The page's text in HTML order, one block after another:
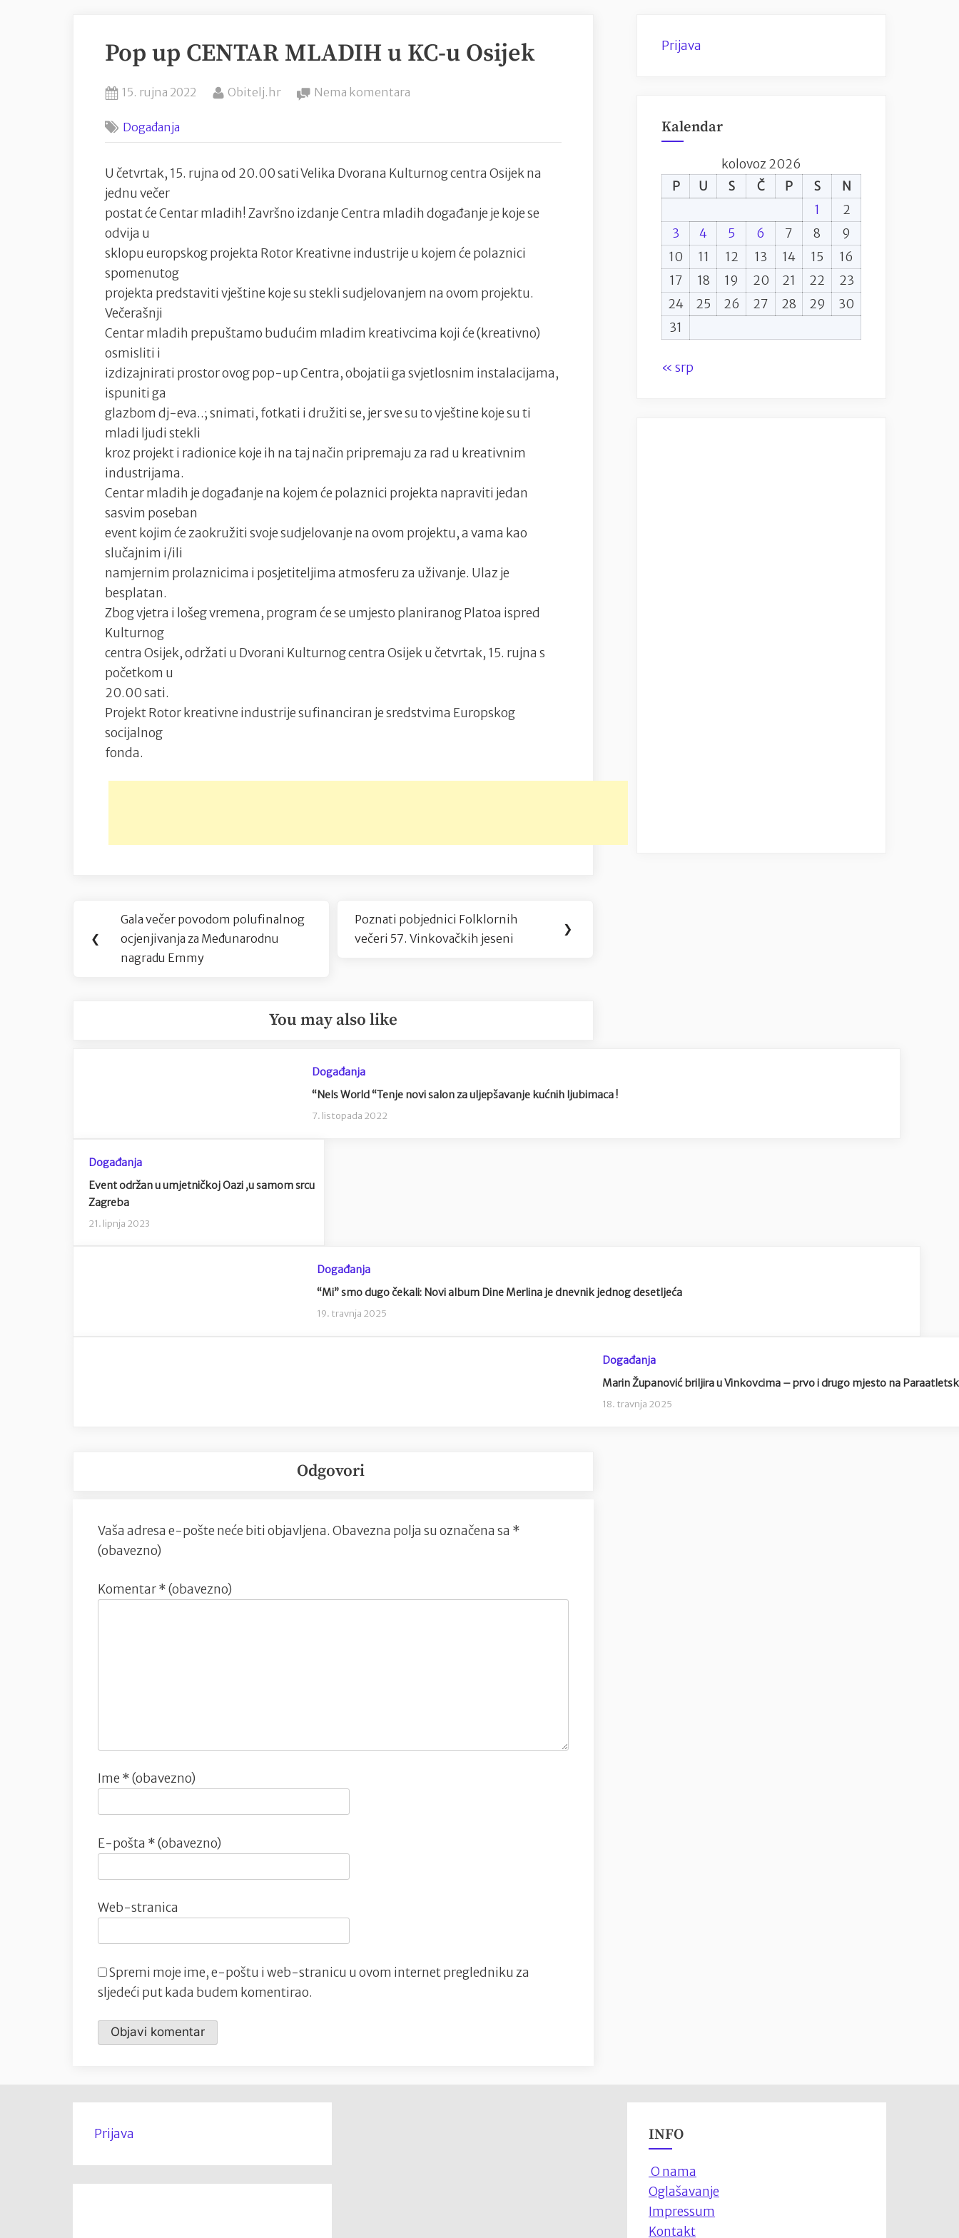
Pop up CENTAR MLADIH u KC-u Osijek
Posted
15. rujna 2022 By
Obitelj.hr Nema komentara
MLADIH
KC-
Osijek
Događanja
U četvrtak, 15. rujna od 20.00 sati Velika Dvorana Kulturnog centra Osijek na
jednu večer
postat će Centar mladih! Završno izdanje Centra mladih događanje je koje se
odvija u
sklopu europskog projekta Rotor Kreativne industrije u kojem će polaznici
spomenutog
projekta predstaviti vještine koje su stekli sudjelovanjem na ovom projektu.
Večerašnji
Centar mladih prepuštamo budućim mladim kreativcima koji će (kreativno)
osmisliti i
izdizajnirati prostor ovog pop-up Centra, obojatii ga svjetlosnim instalacijama,
ispuniti ga
glazbom dj-eva..; snimati, fotkati i družiti se, jer sve su to vještine koje su ti
mladi ljudi stekli
kroz projekt i radionice koje ih na taj način pripremaju za rad u kreativnim
industrijama.
Centar mladih je događanje na kojem će polaznici projekta napraviti jedan
sasvim poseban
event kojim će zaokružiti svoje sudjelovanje na ovom projektu, a vama kao
slučajnim i/ili
namjernim prolaznicima i posjetiteljima atmosferu za uživanje. Ulaz je
besplatan.
Zbog vjetra i lošeg vremena, program će se umjesto planiranog Platoa ispred
Kulturnog
centra Osijek, održati u Dvorani Kulturnog centra Osijek u četvrtak, 15. rujna s
početkom u
20.00 sati.
Projekt Rotor kreativne industrije sufinanciran je sredstvima Europskog
socijalnog
fonda.
Navigacija
objava
❮
Previous
Post:
Gala večer povodom polufinalnog
ocjenjivanja za Međunarodnu
nagradu Emmy
Next
Post:
Poznati pobjednici Folklornih
večeri 57. Vinkovačkih jeseni
❯
You may also like
Događanja
“Nels World “Tenje novi salon za uljepšavanje kućnih ljubimaca !
7. listopada 2022
Događanja
Event održan u umjetničkoj Oazi ,u samom srcu
Zagreba
21. lipnja 2023
Događanja
“Mi” smo dugo čekali: Novi album Dine Merlina je dnevnik jednog desetljeća
19. travnja 2025
Događanja
Marin Županović briljira u Vinkovcima – prvo i drugo mjesto na
18. travnja 2025
Odgovori
Vaša adresa e-pošte neće biti objavljena. Obavezna polja su označena sa *
(obavezno)
Komentar* (obavezno)
Ime * (obavezno)
E-pošta * (obavezno)
Web-stranica
Spremi moje ime, e-poštu i web-stranicu u ovom internet pregledniku za
sljedeći put kada budem komentirao.
Prijava
Kalendar
kolovoz 2026
P
U S Č P S
N
1
2
3
4 5 6 7 8
9
10
11 12 13 14 15
16
17
18 19 20 21 22
23
24
25 26 27 28 29
30
31
« srp
Prijava INFO
O nama
Oglašavanje
Impressum
Kontakt